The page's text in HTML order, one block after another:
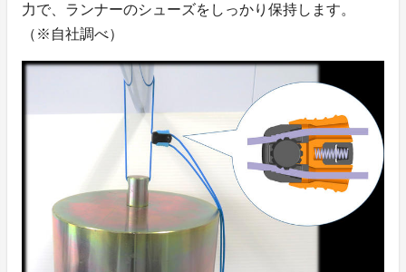
力で、ランナーのシューズをしっかり保持します。
（※自社調べ）